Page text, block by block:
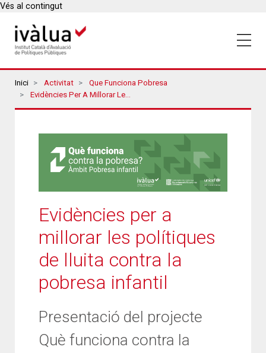
Vés al contingut
Breadcrumbs
Inici Activitat
Que Funciona Pobresa
Evidències Per A Millorar Les Polítiques De Lluita Contra La Pobresa Infantil
Evidències per a
millorar les polítiques
de lluita contra la
pobresa infantil
Presentació del projecte
Què funciona contra la